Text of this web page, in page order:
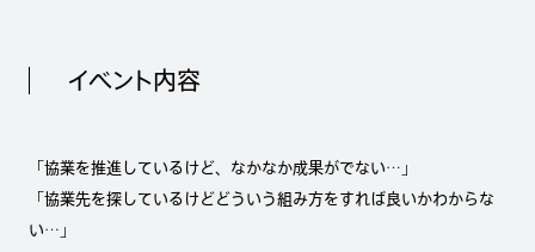
イベント内容
「協業を推進しているけど、なかなか成果がでない…」
「協業先を探しているけどどういう組み方をすれば良いかわからな
い…」